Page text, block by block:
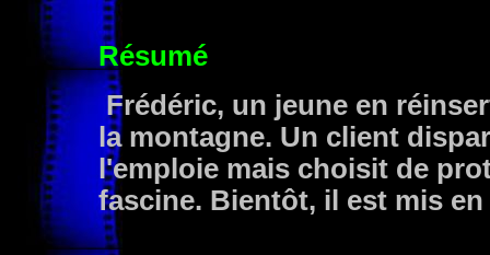
Résumé
Frédéric, un jeune en
la montagne. Un client
l'emploie mais choisit de
fascine. Bientôt, il est mis en